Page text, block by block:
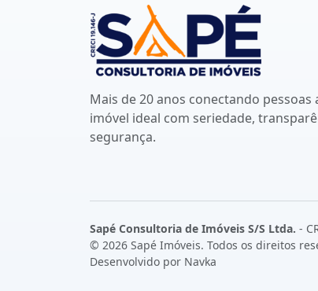
Mais de 20 anos conectando pessoas
imóvel ideal com seriedade,
segurança.
Sapé Consultoria de Imóveis S/S Ltda. -
© 2026 Sapé Imóveis. Todos os direitos
Desenvolvido por Navka